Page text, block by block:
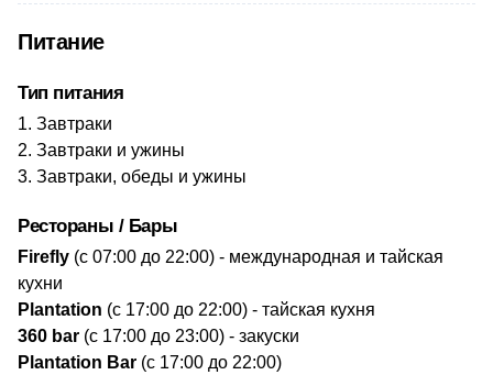
Питание
Тип питания
Завтраки
Завтраки и ужины
Завтраки, обеды и ужины
Рестораны / Бары
​Firefly (с 07:00 до 22:00) - международная и тайская
кухни
Plantation (с 17:00 до 22:00) - тайская кухня
360 bar (с 17:00 до 23:00) - закуски
Plantation Bar (с 17:00 до 22:00)